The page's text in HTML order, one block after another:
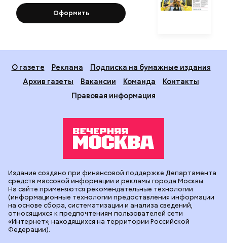
Оформить
О газете Реклама
Подписка на бумажные издания
Архив газеты
Вакансии Команда
Контакты
Правовая информация
Издание создано при финансовой поддержке Департамента
средств массовой информации и рекламы города Москвы.
На сайте применяются рекомендательные технологии
(информационные технологии предоставления информации
на основе сбора, систематизации и анализа сведений,
относящихся к предпочтениям пользователей сети
«Интернет», находящихся на территории Российской
Федерации).